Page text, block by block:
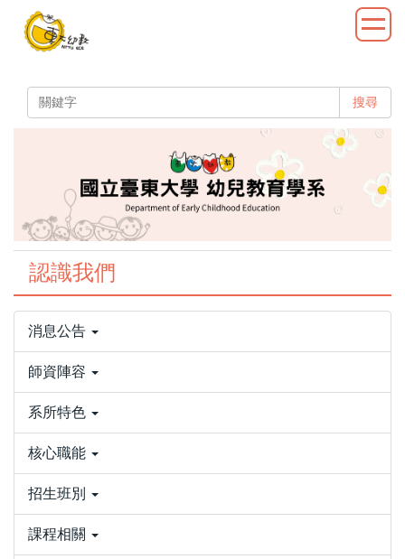
搜尋
認識我們
消息公告
師資陣容
系所特色
核心職能
招生班別
課程相關